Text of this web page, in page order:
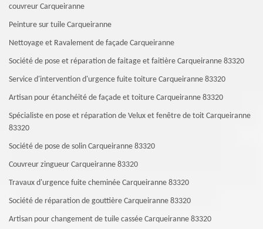
couvreur Carqueiranne
Peinture sur tuile Carqueiranne
Nettoyage et Ravalement de façade Carqueiranne
Société de pose et réparation de faitage et faitière Carqueiranne 83320
Service d'intervention d'urgence fuite toiture Carqueiranne 83320
Artisan pour étanchéité de façade et toiture Carqueiranne 83320
Spécialiste en pose et réparation de Velux et fenêtre de toit Carqueiranne
83320
Société de pose de solin Carqueiranne 83320
Couvreur zingueur Carqueiranne 83320
Travaux d'urgence fuite cheminée Carqueiranne 83320
Société de réparation de gouttière Carqueiranne 83320
Artisan pour changement de tuile cassée Carqueiranne 83320